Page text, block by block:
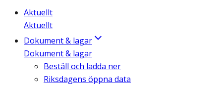
Aktuellt
Aktuellt
Dokument & lagar
Dokument & lagar
Beställ och ladda ner
Riksdagens öppna data